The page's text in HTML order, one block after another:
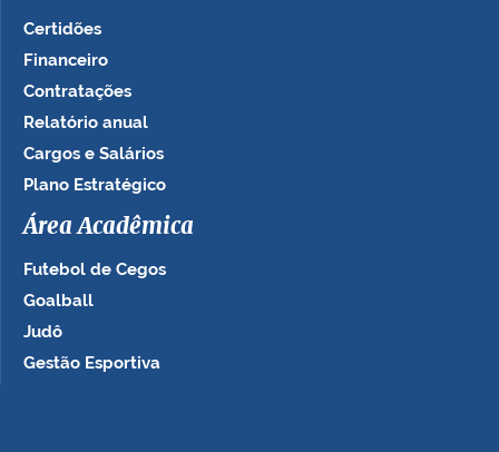
Certidões
Financeiro
Contratações
Relatório anual
Cargos e Salários
Plano Estratégico
Área Acadêmica
Futebol de Cegos
Goalball
Judô
Gestão Esportiva